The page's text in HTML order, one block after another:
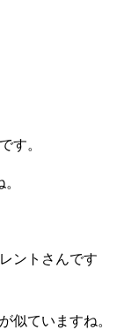
す。
ントさんです
似ていますね。